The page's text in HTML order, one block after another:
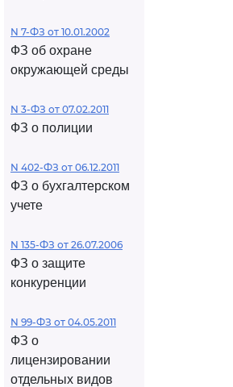
N 7-ФЗ от 10.01.2002
ФЗ об охране
окружающей среды
N 3-ФЗ от 07.02.2011
ФЗ о полиции
N 402-ФЗ от 06.12.2011
ФЗ о бухгалтерском
учете
N 135-ФЗ от 26.07.2006
ФЗ о защите
конкуренции
N 99-ФЗ от 04.05.2011
ФЗ о
лицензировании
отдельных видов